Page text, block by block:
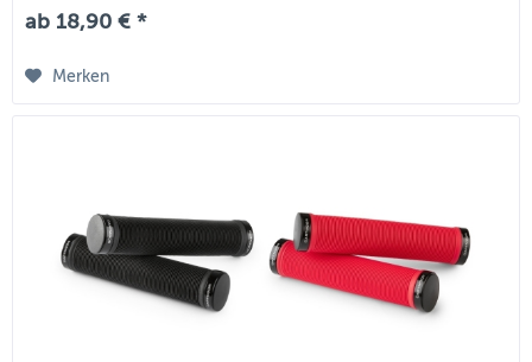
ab 18,90 € *
Merken